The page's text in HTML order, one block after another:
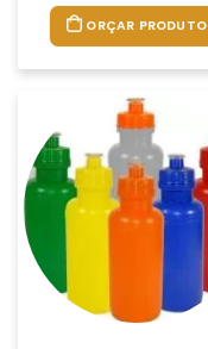
ORÇAR PRODUTO